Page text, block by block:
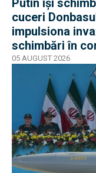
Putin își
cuceri
impulsiona
schimbări în
05 AUGUST 2026